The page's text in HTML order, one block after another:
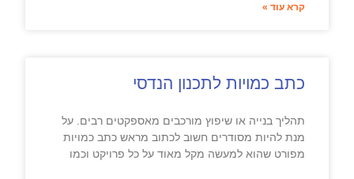
קרא עוד »
כתב כמויות לתכנון הנדסי
תהליך בנייה או שיפוץ מורכבים מאספקטים רבים. על
מנת להיות מסודרים חשוב לכתוב מראש כתב כמויות
מפורט שהוא למעשה מקל מאוד על כל פרויקט וכמו